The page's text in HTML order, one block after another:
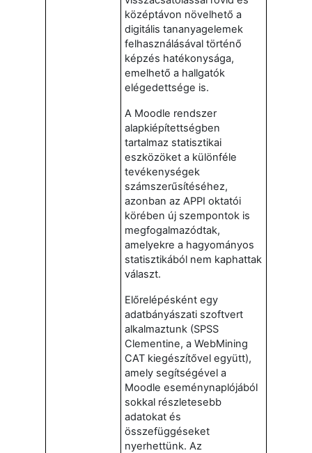
középtávon növelhető a
digitális tananyagelemek
felhasználásával történő
képzés hatékonysága,
emelhető a hallgatók
elégedettsége is.
A Moodle rendszer
alapkiépítettségben
tartalmaz statisztikai
eszközöket a különféle
tevékenységek
számszerűsítéséhez,
azonban az APPI oktatói
körében új szempontok is
megfogalmazódtak,
amelyekre a hagyományos
statisztikából nem kaphattak
választ.
Előrelépésként egy
adatbányászati szoftvert
alkalmaztunk (SPSS
Clementine, a WebMining
CAT kiegészítővel együtt),
amely segítségével a
Moodle eseménynaplójából
sokkal részletesebb
adatokat és
összefüggéseket
nyerhettünk. Az